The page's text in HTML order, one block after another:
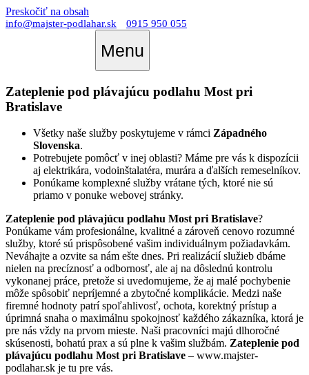
Preskočiť na obsah
info@majster-podlahar.sk 0915 950 055
Menu
Zateplenie pod plávajúcu podlahu Most pri
Bratislave
Všetky naše služby poskytujeme v rámci Západného
Slovenska.
Potrebujete pomôcť v inej oblasti? Máme pre vás k dispozícii
aj elektrikára, vodoinštalatéra, murára a ďalších remeselníkov.
Ponúkame komplexné služby vrátane tých, ktoré nie sú
priamo v ponuke webovej stránky.
Zateplenie pod plávajúcu podlahu Most pri Bratislave?
Ponúkame vám profesionálne, kvalitné a zároveň cenovo rozumné
služby, ktoré sú prispôsobené vašim individuálnym požiadavkám.
Neváhajte a ozvite sa nám ešte dnes. Pri realizácií služieb dbáme
nielen na precíznosť a odbornosť, ale aj na dôslednú kontrolu
vykonanej práce, pretože si uvedomujeme, že aj malé pochybenie
môže spôsobiť nepríjemné a zbytočné komplikácie. Medzi naše
firemné hodnoty patrí spoľahlivosť, ochota, korektný prístup a
úprimná snaha o maximálnu spokojnosť každého zákazníka, ktorá je
pre nás vždy na prvom mieste. Naši pracovníci majú dlhoročné
skúsenosti, bohatú prax a sú plne k vašim službám. Zateplenie pod
plávajúcu podlahu Most pri Bratislave – www.majster-
podlahar.sk je tu pre vás.